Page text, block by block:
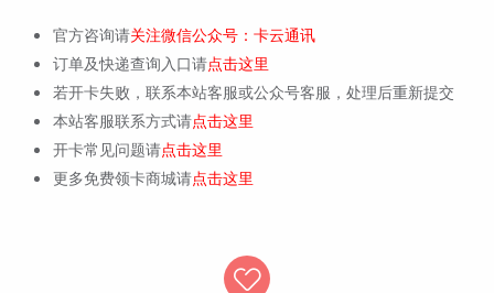
官方咨询请关注微信公众号：卡云通讯
订单及快递查询入口请点击这里
若开卡失败，联系本站客服或公众号客服，处理后重新提交
本站客服联系方式请点击这里
开卡常见问题请点击这里
更多免费领卡商城请点击这里